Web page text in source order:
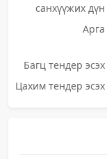
санхүүжих дүн
Арга
Багц тендер эсэх
Цахим тендер эсэх